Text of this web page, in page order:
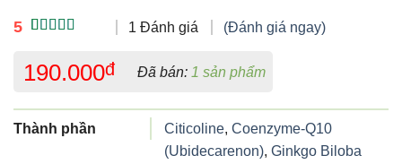
5
đánh giá
1 Đánh giá (Đánh giá ngay)
190.000đ Đã bán: 1 sản phẩm
Thành phần Citicoline, Coenzyme-Q10
(Ubidecarenon), Ginkgo Biloba